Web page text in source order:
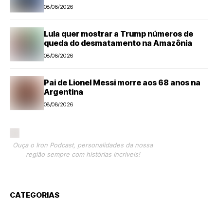
08/08/2026
Lula quer mostrar a Trump números de
queda do desmatamento na Amazônia
08/08/2026
Pai de Lionel Messi morre aos 68 anos na
Argentina
08/08/2026
Ouça o Iron Podcast, personalidades da nossa
região sempre com histórias incríveis!
CATEGORIAS